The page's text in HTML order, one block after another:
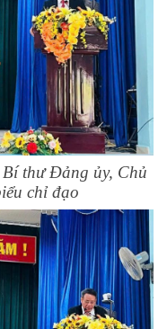
thư Đảng ủy, Chủ
chỉ đạo